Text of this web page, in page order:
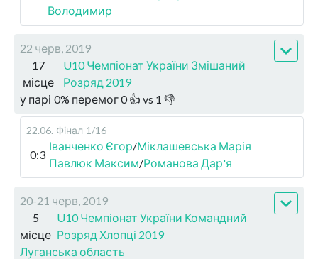
Володимир
22 черв, 2019
17
місце
U10 Чемпіонат України Змішаний
Розряд 2019
у парі 0% перемог0👍 vs 1 👎
22.06. Фінал 1/16
0:3
Іванченко Єгор/Міклашевська Марія
Павлюк Максим/Романова Дар'я
20-21 черв, 2019
5
місце
U10 Чемпіонат України Командний
Розряд Хлопці 2019
Луганська область